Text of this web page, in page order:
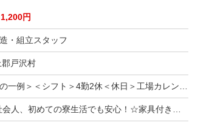
円
・組立スタッフ
戸沢村
シフト＞4勤2休＜休日＞工場カレンダーによる★長期休暇あり★有給休暇あり※配属先により休日・勤務形...
寮生活でも安心！☆家具付き寮で初期費用0円！テレビ、エアコン、冷蔵庫など生活に必要な家電が...